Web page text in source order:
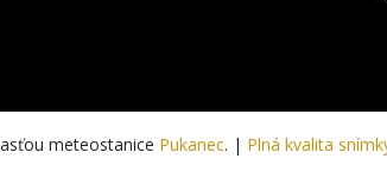
meteostanice Pukanec. | Plná kvalita